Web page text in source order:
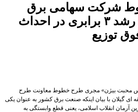
شرکت سهامی برق
منطقه ای گیلان: رشد ۳ برابری در احداث
توزیع
محبت بیژن» مجری طرح خطوط معاونت طرح
گیلان با بیان اینکه صنعت برق کشور به عنوان یکی
آرمان انقلاب اسلامی، یعنی قطع وابستگی به